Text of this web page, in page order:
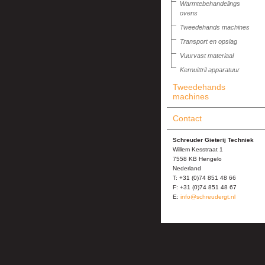
Warmtebehandelings
ovens
Tweedehands machines
Transport en opslag
Vuurvast materiaal
Kernuittril apparatuur
Tweedehands
machines
Contact
Schreuder Gieterij Techniek
Willem Kesstraat 1
7558 KB Hengelo
Nederland
T: +31 (0)74 851 48 66
F: +31 (0)74 851 48 67
E: info@schreudergt.nl